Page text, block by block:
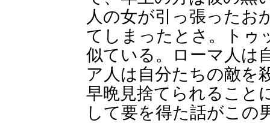
人の女が引っ張ったお
てしまったとさ。トゥ
似ている。ローマ人は
ア人は自分たちの敵を
早晩見捨てられること
して要を得た話がこの